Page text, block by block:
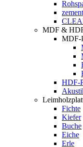
MDF &
MDF-
HDF-
Fichte
Kiefer
Buche
Eiche
Erle